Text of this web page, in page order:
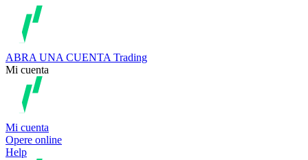
ABRA UNA CUENTA Trading
Mi cuenta
Mi cuenta
Opere online
Help